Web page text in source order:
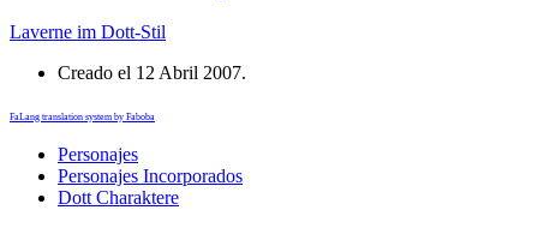
Laverne im Dott-Stil
Creado el 12 Abril 2007.
FaLang translation system by Faboba
Personajes
Personajes Incorporados
Dott Charaktere